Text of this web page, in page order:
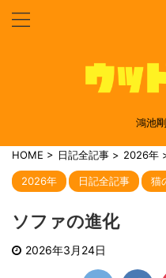
鴻池
HOME > 日記全記事 > 2026年
2026年 日記全記事 猫
ソファの進化
2026年3月24日